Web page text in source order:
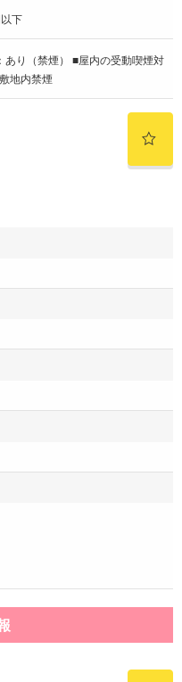
下
あり（禁煙） ■屋内の受動喫煙対
地内禁煙